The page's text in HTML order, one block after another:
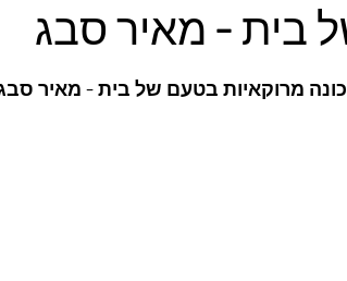
בית - מאיר סבג
מרוקאיות בטעם של בית - מאיר